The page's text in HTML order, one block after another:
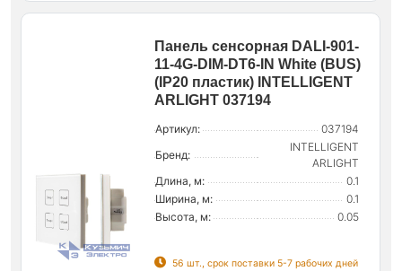
Панель сенсорная DALI-901-
11-4G-DIM-DT6-IN White (BUS)
(IP20 пластик) INTELLIGENT
ARLIGHT 037194
Артикул:
037194
Бренд:
INTELLIGENT
ARLIGHT
Длина, м:
0.1
Ширина, м:
0.1
Высота, м:
0.05
56 шт., срок поставки 5-7 рабочих дней